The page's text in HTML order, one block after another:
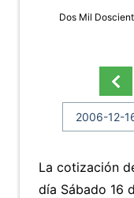
Dos Mil
La cotización
día Sábado 16